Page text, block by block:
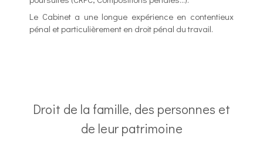
Le Cabinet a une longue expérience en contentieux
pénal et particulièrement en droit pénal du travail.
Droit de la famille, des personnes et
de leur patrimoine